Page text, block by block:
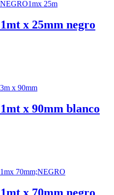
x 25mm negro
x 90mm blanco
x 70mm negro